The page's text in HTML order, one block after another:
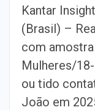
Kantar
(Brasil) –
com
Mulheres/
ou tido
João em